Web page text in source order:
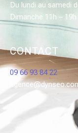
Du lundi au samedi
Dimanche 11h – 19h
CONTACT
09 66 93 84 22